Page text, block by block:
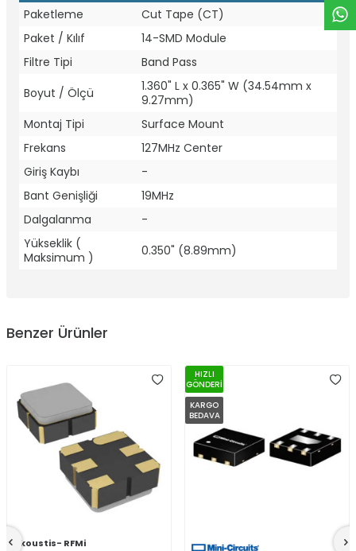
Paketleme
Cut Tape (CT)
Paket / Kılıf
14-SMD Module
Filtre Tipi
Band Pass
Boyut / Ölçü
1.360" L x 0.365" W (34.54mm x
9.27mm)
Montaj Tipi
Surface Mount
Frekans
127MHz Center
Giriş Kaybı
-
Bant Genişliği
19MHz
Dalgalanma
-
Yükseklik (
Maksimum )
0.350" (8.89mm)
Benzer Ürünler
Akoustis- RFMi
HIZLI
GÖNDERİ
KARGO
BEDAVA